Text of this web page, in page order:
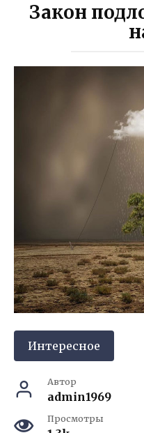
Закон
Интересное
Автор
admin1969
Просмотры